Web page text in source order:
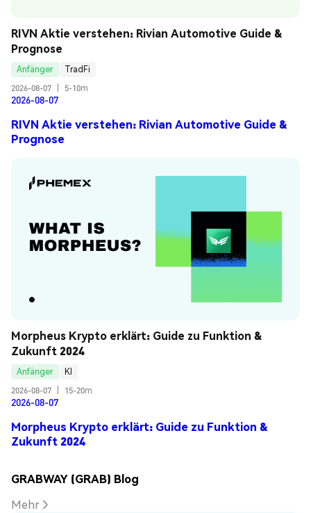
RIVN Aktie verstehen: Rivian Automotive Guide &
Prognose
Anfänger
TradFi
2026-08-07
5-10m
2026-08-07
RIVN Aktie verstehen: Rivian Automotive Guide &
Prognose
Morpheus Krypto erklärt: Guide zu Funktion &
Zukunft 2024
Anfänger
KI
2026-08-07
15-20m
2026-08-07
Morpheus Krypto erklärt: Guide zu Funktion &
Zukunft 2024
GRABWAY (GRAB) Blog
Mehr